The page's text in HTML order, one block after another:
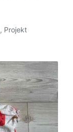
, Projekt